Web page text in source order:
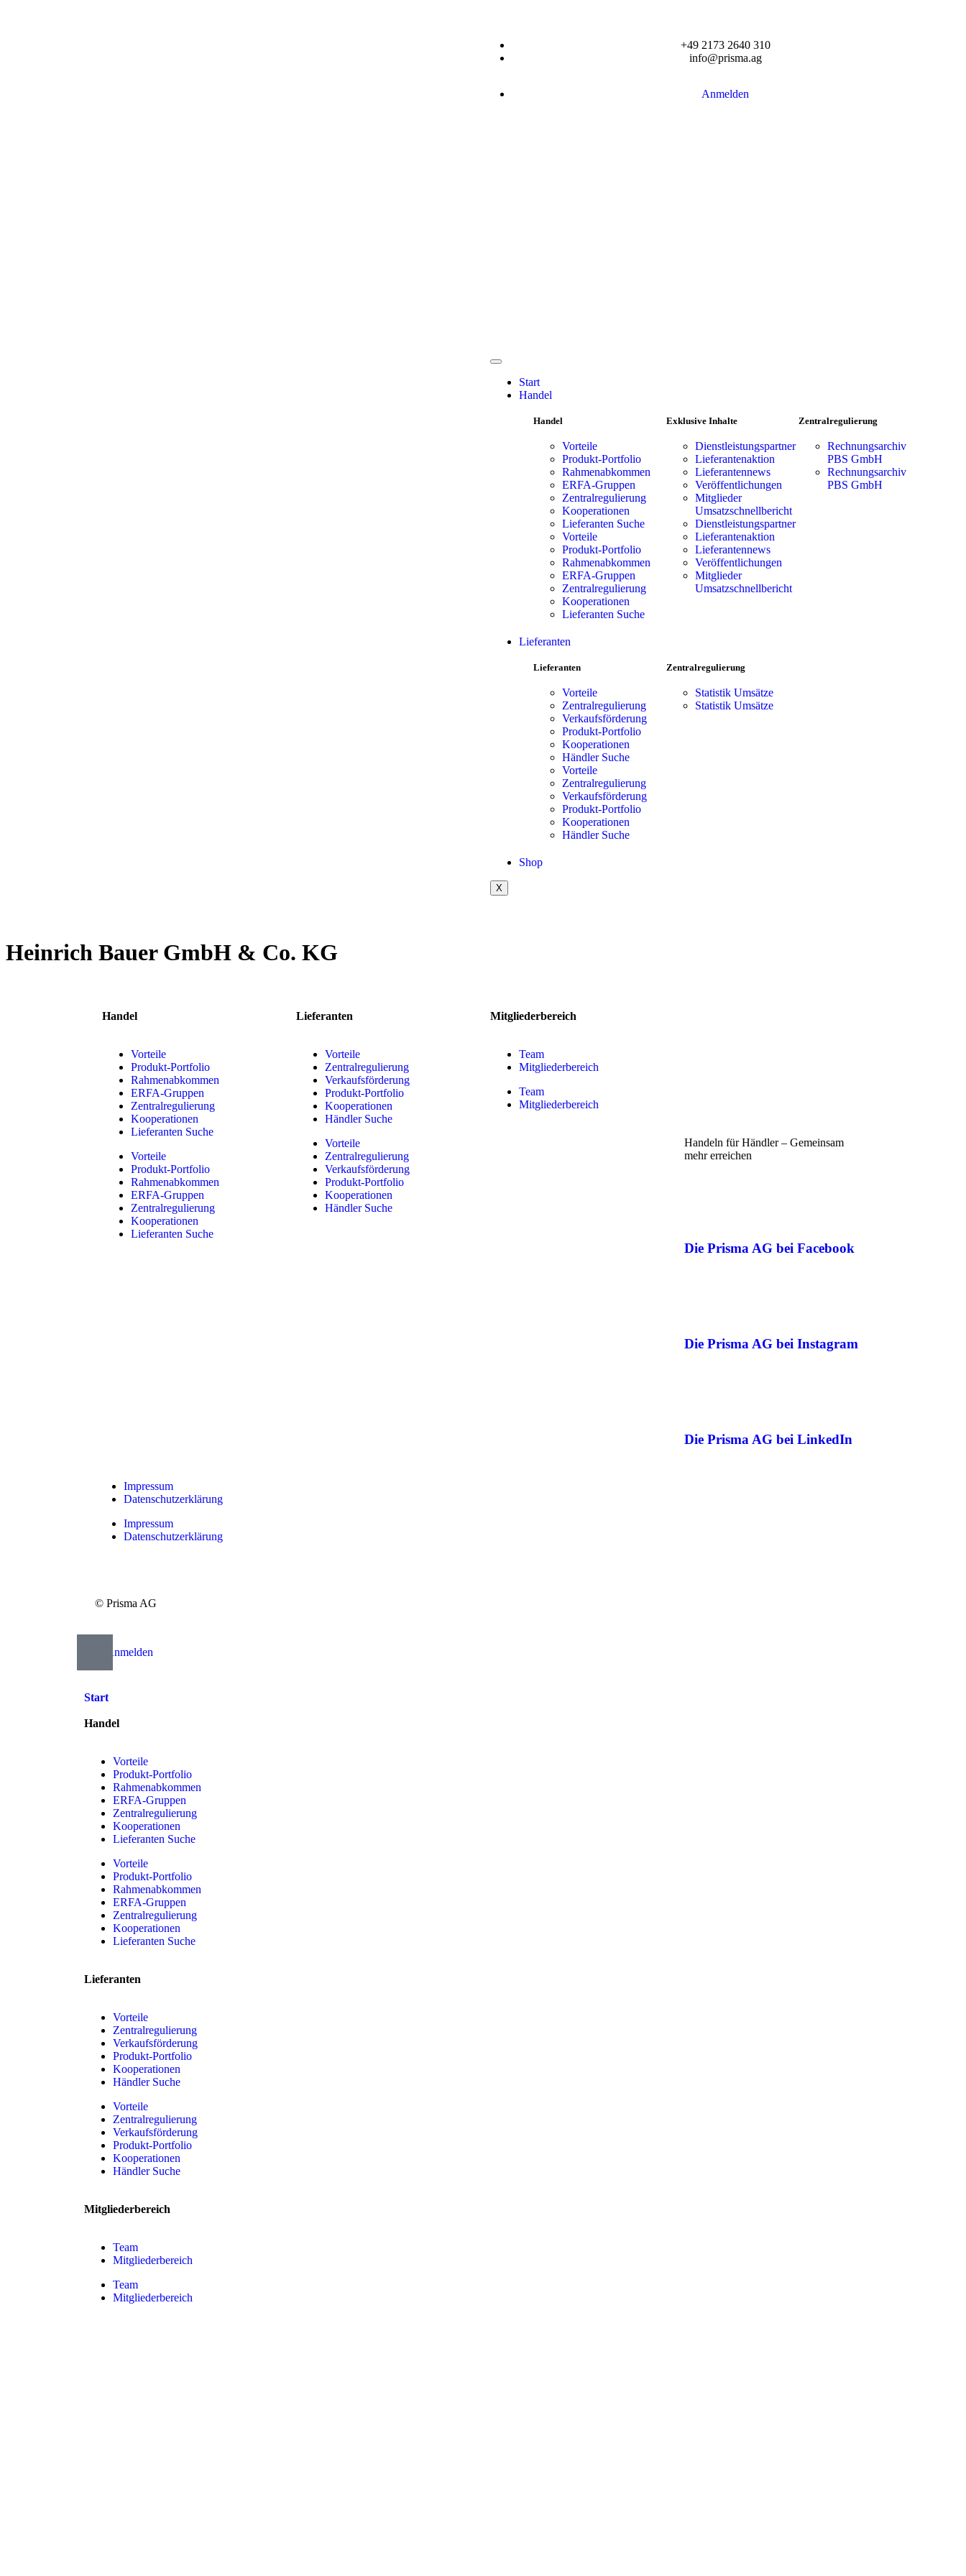
+49 2173 2640 310
info@prisma.ag
Anmelden
Start
Handel
Handel
Vorteile
Produkt-Portfolio
Rahmenabkommen
ERFA-Gruppen
Zentralregulierung
Kooperationen
Lieferanten Suche
Vorteile
Produkt-Portfolio
Rahmenabkommen
ERFA-Gruppen
Zentralregulierung
Kooperationen
Lieferanten Suche
Exklusive Inhalte
Dienstleistungspartner
Lieferantenaktion
Lieferantennews
Veröffentlichungen
Mitglieder
Umsatzschnellbericht
Dienstleistungspartner
Lieferantenaktion
Lieferantennews
Veröffentlichungen
Mitglieder
Umsatzschnellbericht
Zentralregulierung
Rechnungsarchiv
PBS GmbH
Rechnungsarchiv
PBS GmbH
Lieferanten
Lieferanten
Vorteile
Zentralregulierung
Verkaufsförderung
Produkt-Portfolio
Kooperationen
Händler Suche
Vorteile
Zentralregulierung
Verkaufsförderung
Produkt-Portfolio
Kooperationen
Händler Suche
Zentralregulierung
Statistik Umsätze
Statistik Umsätze
Shop
X
Heinrich Bauer GmbH & Co. KG
Handel
Vorteile
Produkt-Portfolio
Rahmenabkommen
ERFA-Gruppen
Zentralregulierung
Kooperationen
Lieferanten Suche
Vorteile
Produkt-Portfolio
Rahmenabkommen
ERFA-Gruppen
Zentralregulierung
Kooperationen
Lieferanten Suche
Lieferanten
Vorteile
Zentralregulierung
Verkaufsförderung
Produkt-Portfolio
Kooperationen
Händler Suche
Vorteile
Zentralregulierung
Verkaufsförderung
Produkt-Portfolio
Kooperationen
Händler Suche
Mitgliederbereich
Team
Mitgliederbereich
Team
Mitgliederbereich
Handeln für Händler – Gemeinsam
mehr erreichen
Die Prisma AG bei Facebook
Die Prisma AG bei Instagram
Die Prisma AG bei LinkedIn
Impressum
Datenschutzerklärung
Impressum
Datenschutzerklärung
© Prisma AG
Anmelden
Start
Handel
Vorteile
Produkt-Portfolio
Rahmenabkommen
ERFA-Gruppen
Zentralregulierung
Kooperationen
Lieferanten Suche
Vorteile
Produkt-Portfolio
Rahmenabkommen
ERFA-Gruppen
Zentralregulierung
Kooperationen
Lieferanten Suche
Lieferanten
Vorteile
Zentralregulierung
Verkaufsförderung
Produkt-Portfolio
Kooperationen
Händler Suche
Vorteile
Zentralregulierung
Verkaufsförderung
Produkt-Portfolio
Kooperationen
Händler Suche
Mitgliederbereich
Team
Mitgliederbereich
Team
Mitgliederbereich